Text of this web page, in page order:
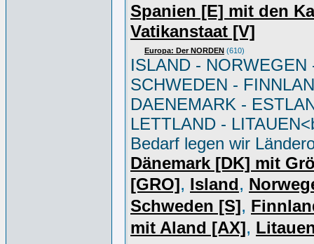
Spanien [E] mit den
Vatikanstaat [V]
Europa: Der NORDEN (610)
ISLAND - NORWEGEN
SCHWEDEN -
DAENEMARK -
LETTLAND -
Bedarf legen wir
Dänemark [DK] mit
[GRO], Island,
Schweden [S],
mit Aland [AX],